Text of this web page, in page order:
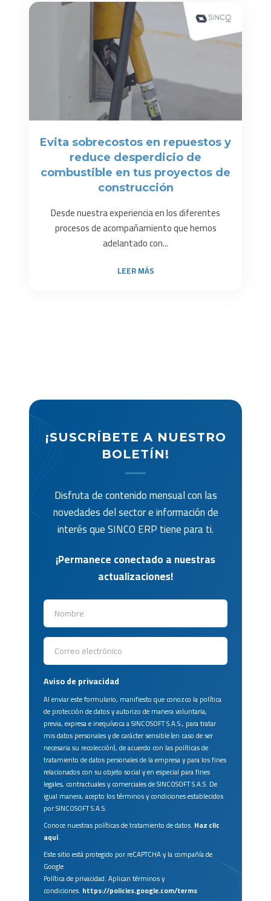
Evita sobrecostos en repuestos y
reduce desperdicio de
combustible en tus proyectos de
construcción
Desde nuestra experiencia en los diferentes
procesos de acompañamiento que hemos
adelantado con...
LEER MÁS
¡SUSCRÍBETE A NUESTRO
BOLETÍN!
Disfruta de contenido mensual con las
novedades del sector e información de
interés que SINCO ERP tiene para ti.
¡Permanece conectado a nuestras
actualizaciones!
Aviso de privacidad
Al enviar este formulario, manifiesto que conozco la política
de protección de datos y autorizo de manera voluntaria,
previa, expresa e inequívoca a SINCOSOFT S.A.S., para tratar
mis datos personales y de carácter sensible (en caso de ser
necesaria su recolección), de acuerdo con las políticas de
tratamiento de datos personales de la empresa y para los fines
relacionados con su objeto social y en especial para fines
legales, contractuales y comerciales de SINCOSOFT S.A.S. De
igual manera, acepto los términos y condiciones establecidos
por SINCOSOFT S.A.S.
Conoce nuestras políticas de tratamiento de datos. Haz clic
aquí.
Este sitio está protegido por reCAPTCHA y la compañía de
Google
Política de privacidad. Aplican términos y
condiciones. https://policies.google.com/terms